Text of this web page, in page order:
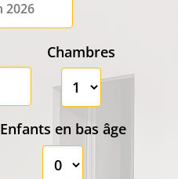
Chambres
Enfants en bas âge